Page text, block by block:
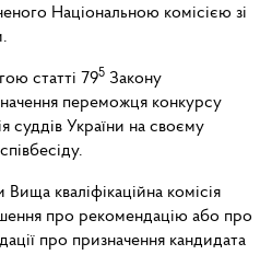
Національною комісією зі
статті 795 Закону
переможця конкурсу
суддів України на своєму
Вища кваліфікаційна комісія
про рекомендацію або про
про призначення кандидата